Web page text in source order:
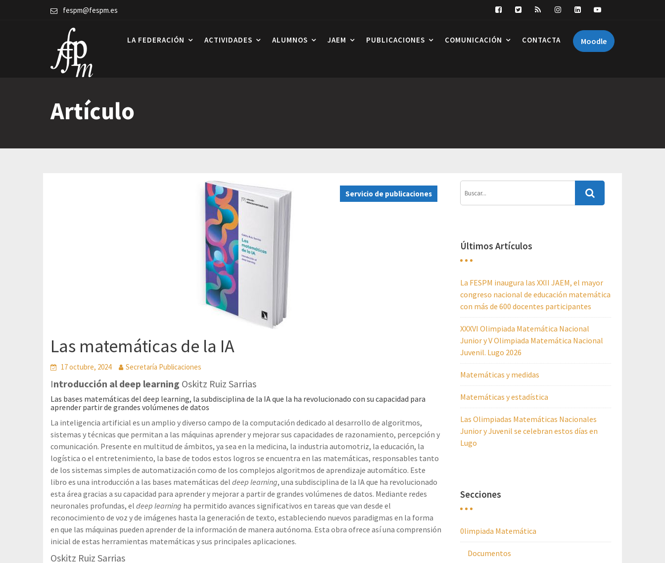
fespm@fespm.es
Moodle
LA FEDERACIÓN ACTIVIDADES ALUMNOS JAEM PUBLICACIONES COMUNICACIÓN CONTACTA
Artículo
Servicio de publicaciones
Las matemáticas de la IA
17 octubre, 2024 Secretaría Publicaciones
Introducción al deep learning Oskitz Ruiz Sarrias
Las bases matemáticas del deep learning, la subdisciplina de la IA que la ha revolucionado con su capacidad para
aprender partir de grandes volúmenes de datos
La inteligencia artificial es un amplio y diverso campo de la computación dedicado al desarrollo de algoritmos,
sistemas y técnicas que permitan a las máquinas aprender y mejorar sus capacidades de razonamiento, percepción y
comunicación. Presente en multitud de ámbitos, ya sea en la medicina, la industria automotriz, la educación, la
logística o el entretenimiento, la base de todos estos logros se encuentra en las matemáticas, responsables tanto
de los sistemas simples de automatización como de los complejos algoritmos de aprendizaje automático. Este
libro es una introducción a las bases matemáticas del deep learning, una subdisciplina de la IA que ha revolucionado
esta área gracias a su capacidad para aprender y mejorar a partir de grandes volúmenes de datos. Mediante redes
neuronales profundas, el deep learning ha permitido avances significativos en tareas que van desde el
reconocimiento de voz y de imágenes hasta la generación de texto, estableciendo nuevos paradigmas en la forma
en que las máquinas pueden aprender de la información de manera autónoma. Esta obra ofrece así una comprensión
inicial de estas herramientas matemáticas y sus principales aplicaciones.
Oskitz Ruiz Sarrias
Últimos Artículos
La FESPM inaugura las XXII JAEM, el mayor
congreso nacional de educación matemática
con más de 600 docentes participantes
XXXVI Olimpiada Matemática Nacional
Junior y V Olimpiada Matemática Nacional
Juvenil. Lugo 2026
Matemáticas y medidas
Matemáticas y estadística
Las Olimpiadas Matemáticas Nacionales
Junior y Juvenil se celebran estos días en
Lugo
Secciones
0limpiada Matemática
Documentos